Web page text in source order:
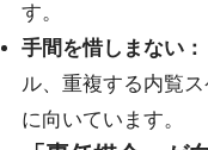
す。
手間を惜しまない：
ル、重複する内覧
に向いています。